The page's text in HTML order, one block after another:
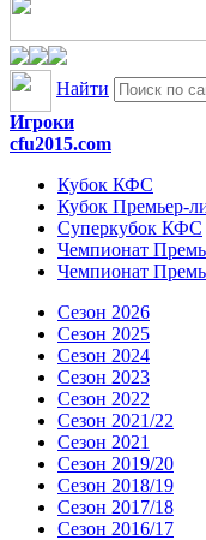
Найти
Игроки
cfu2015.com
Кубок КФС
Кубок Премьер-
Суперкубок КФС
Чемпионат
Чемпионат
Сезон 2026
Сезон 2025
Сезон 2024
Сезон 2023
Сезон 2022
Сезон 2021/22
Сезон 2021
Сезон 2019/20
Сезон 2018/19
Сезон 2017/18
Сезон 2016/17